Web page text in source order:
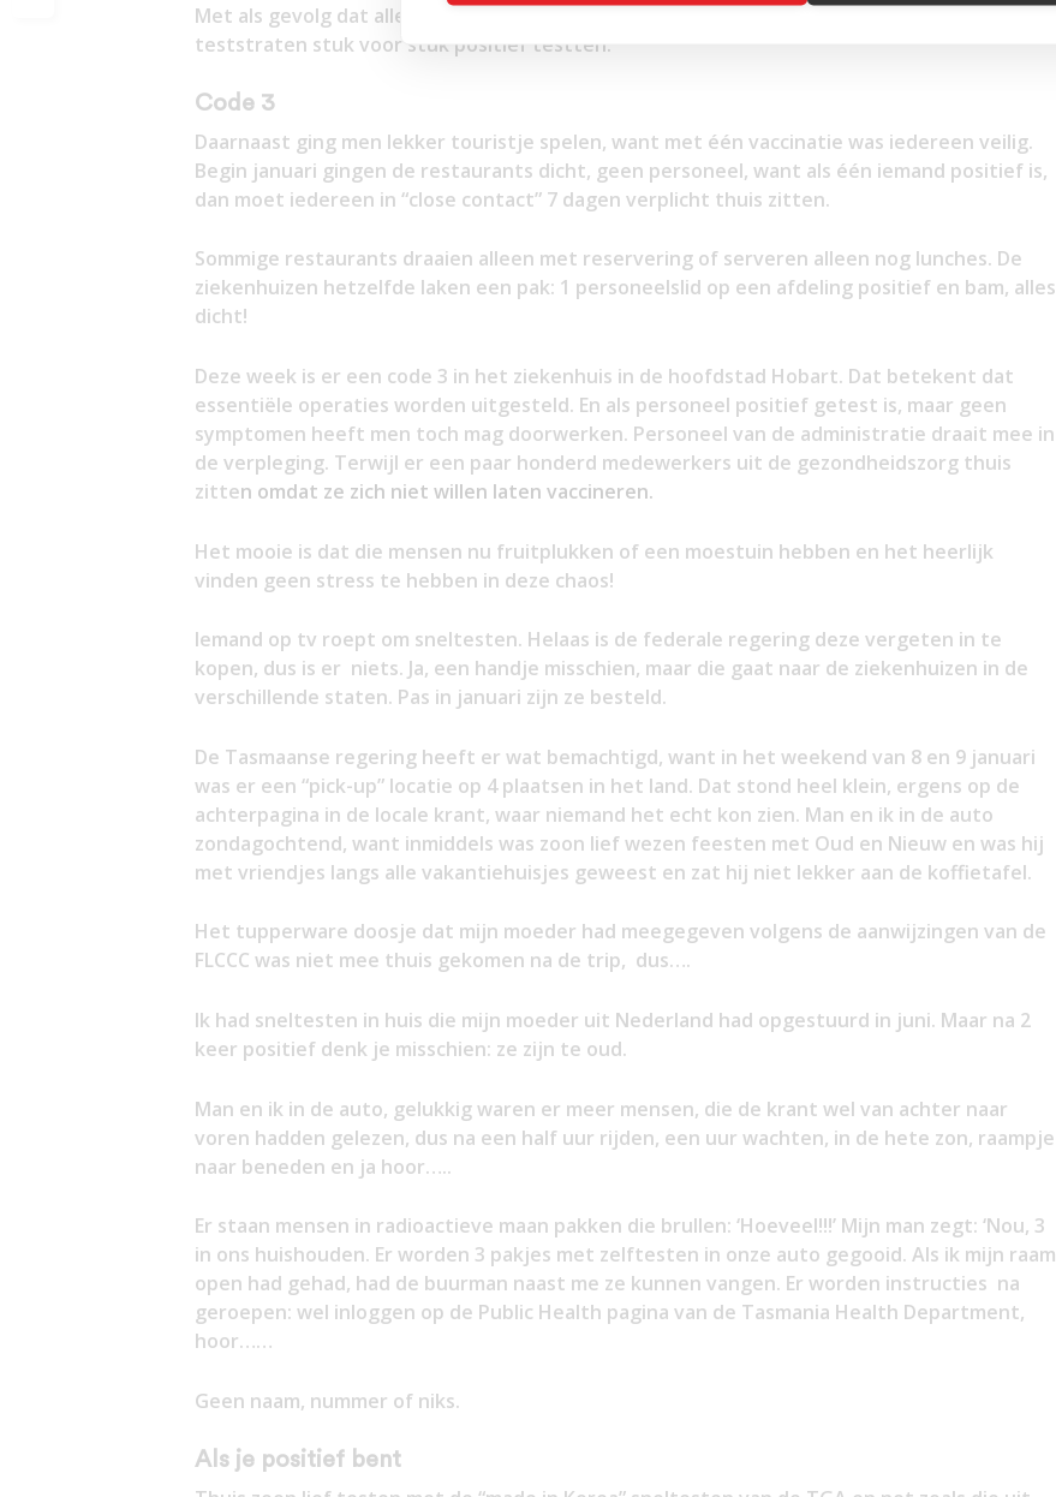
Met als gevolg dat alle teststraten dicht gingen omdat de medewerkers aan die
teststraten stuk voor stuk positief testten.
Code 3
Daarnaast ging men lekker touristje spelen, want met één vaccinatie was iedereen veilig.
Begin januari gingen de restaurants dicht, geen personeel, want als één iemand positief is,
dan moet iedereen in “close contact” 7 dagen verplicht thuis zitten.
Sommige restaurants draaien alleen met reservering of serveren alleen nog lunches. De
ziekenhuizen hetzelfde laken een pak: 1 personeelslid op een afdeling positief en bam, alles
dicht!
Deze week is er een code 3 in het ziekenhuis in de hoofdstad Hobart. Dat betekent dat
essentiële operaties worden uitgesteld. En als personeel positief getest is, maar geen
symptomen heeft men toch mag doorwerken. Personeel van de administratie draait mee in
de verpleging. Terwijl er een paar honderd medewerkers uit de gezondheidszorg thuis
zitten omdat ze zich niet willen laten vaccineren.
Het mooie is dat die mensen nu fruitplukken of een moestuin hebben en het heerlijk
vinden geen stress te hebben in deze chaos!
Iemand op tv roept om sneltesten. Helaas is de federale regering deze vergeten in te
kopen, dus is er niets. Ja, een handje misschien, maar die gaat naar de ziekenhuizen in de
verschillende staten. Pas in januari zijn ze besteld.
De Tasmaanse regering heeft er wat bemachtigd, want in het weekend van 8 en 9 januari
was er een “pick-up” locatie op 4 plaatsen in het land. Dat stond heel klein, ergens op de
achterpagina in de locale krant, waar niemand het echt kon zien. Man en ik in de auto
zondagochtend, want inmiddels was zoon lief wezen feesten met Oud en Nieuw en was hij
met vriendjes langs alle vakantiehuisjes geweest en zat hij niet lekker aan de koffietafel.
Het tupperware doosje dat mijn moeder had meegegeven volgens de aanwijzingen van de
FLCCC was niet mee thuis gekomen na de trip, dus….
Ik had sneltesten in huis die mijn moeder uit Nederland had opgestuurd in juni. Maar na 2
keer positief denk je misschien: ze zijn te oud.
Man en ik in de auto, gelukkig waren er meer mensen, die de krant wel van achter naar
voren hadden gelezen, dus na een half uur rijden, een uur wachten, in de hete zon, raampje
naar beneden en ja hoor…..
Er staan mensen in radioactieve maan pakken die brullen: ‘Hoeveel!!!’ Mijn man zegt: ‘Nou, 3
in ons huishouden. Er worden 3 pakjes met zelftesten in onze auto gegooid. Als ik mijn raam
open had gehad, had de buurman naast me ze kunnen vangen. Er worden instructies na
geroepen: wel inloggen op de Public Health pagina van de Tasmania Health Department,
hoor……
Geen naam, nummer of niks.
Als je positief bent